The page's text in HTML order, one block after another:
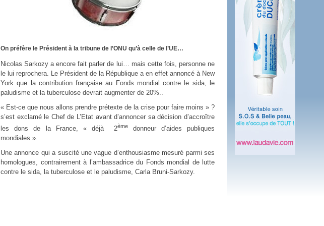
Soins palliatifs: 40 millions de plus en 2016
La journée mondiale des soins palliatifs n'a pas été inutile
On préfère le Président à la tribune de l’ONU qu’à celle de l’UE…
Nicolas Sarkozy a encore fait parler de lui… mais cette fois, personne ne
le lui reprochera. Le Président de la République a en effet annoncé à New
York que la contribution française au Fonds mondial contre le sida, le
paludisme et la tuberculose devrait augmenter de 20%..
« Est-ce que nous allons prendre prétexte de la crise pour faire moins » ?
s’est exclamé le Chef de L’Etat avant d’annoncer sa décision d’accroître
les dons de la France, « déjà
2ème donneur d’aides publiques
mondiales ».
Une annonce qui a suscité une vague d’enthousiasme mesuré parmi ses
homologues, contrairement à l’ambassadrice du Fonds mondial de lutte
contre le sida, la tuberculose et le paludisme, Carla Bruni-Sarkozy.